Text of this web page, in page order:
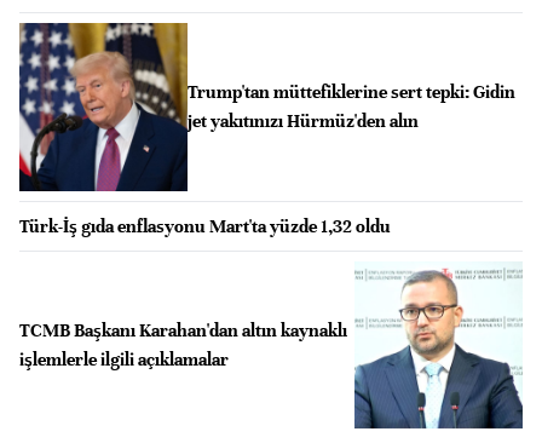
Trump'tan müttefiklerine sert tepki: Gidin
jet yakıtınızı Hürmüz'den alın
Türk-İş gıda enflasyonu Mart'ta yüzde 1,32 oldu
TCMB Başkanı Karahan'dan altın kaynaklı
işlemlerle ilgili açıklamalar